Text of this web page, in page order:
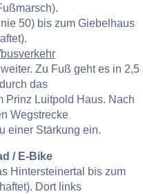
50) bis zum Giebelhaus
Zu Fuß geht es in 2,5
das
Prinz Luitpold Haus. Nach
Wegstrecke
einer Stärkung ein.
/ E-Bike
Hintersteinertal bis zum
Dort links